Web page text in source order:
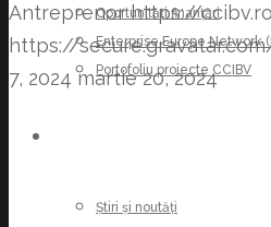
Oportunități finanțări
Enterprise Europe Network
Portofoliu proiecte CCIBV
Știri și noutăți
Antreprenor https://
https://
7, 2024 martie 20, 2024